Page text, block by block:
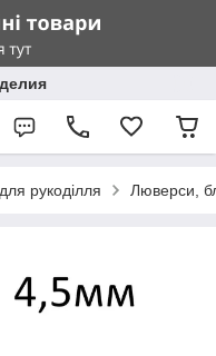
рукоділля Люверси,